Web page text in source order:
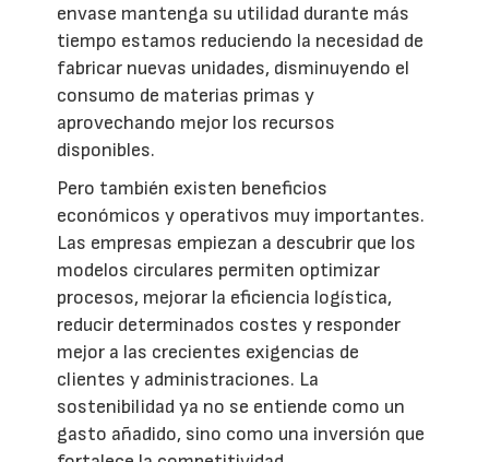
envase mantenga su utilidad durante más
tiempo estamos reduciendo la necesidad de
fabricar nuevas unidades, disminuyendo el
consumo de materias primas y
aprovechando mejor los recursos
disponibles.
Pero también existen beneficios
económicos y operativos muy importantes.
Las empresas empiezan a descubrir que los
modelos circulares permiten optimizar
procesos, mejorar la eficiencia logística,
reducir determinados costes y responder
mejor a las crecientes exigencias de
clientes y administraciones. La
sostenibilidad ya no se entiende como un
gasto añadido, sino como una inversión que